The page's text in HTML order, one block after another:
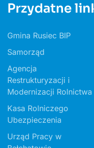
Przydatne
Gmina Rusiec BIP
Samorząd
Agencja
Restrukturyzacji i
Modernizacji Rolnictwa
Kasa Rolniczego
Ubezpieczenia
Urząd Pracy w